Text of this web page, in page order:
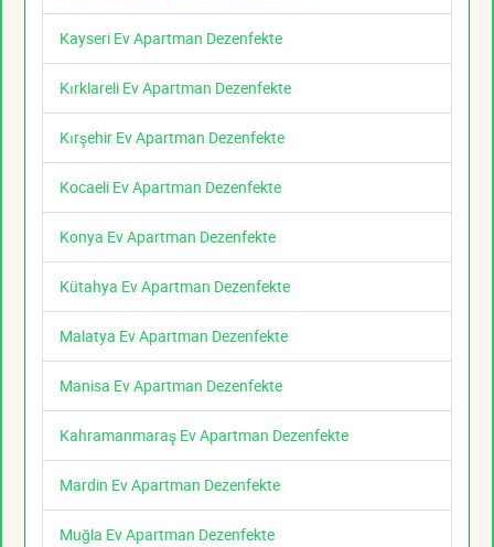
Kayseri Ev Apartman Dezenfekte
Kırklareli Ev Apartman Dezenfekte
Kırşehir Ev Apartman Dezenfekte
Kocaeli Ev Apartman Dezenfekte
Konya Ev Apartman Dezenfekte
Kütahya Ev Apartman Dezenfekte
Malatya Ev Apartman Dezenfekte
Manisa Ev Apartman Dezenfekte
Kahramanmaraş Ev Apartman Dezenfekte
Mardin Ev Apartman Dezenfekte
Muğla Ev Apartman Dezenfekte